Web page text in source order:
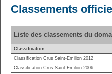
Classements
Liste des classements du
Classification
Classification Crus Saint-Emilion 2012
Classification Crus Saint-Emilion 2006